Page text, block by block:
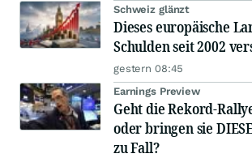
Schweiz glänzt
Dieses europäische
Schulden seit 2002
gestern 08:45
Earnings Preview
Geht die Rekord-
oder bringen sie
zu Fall?